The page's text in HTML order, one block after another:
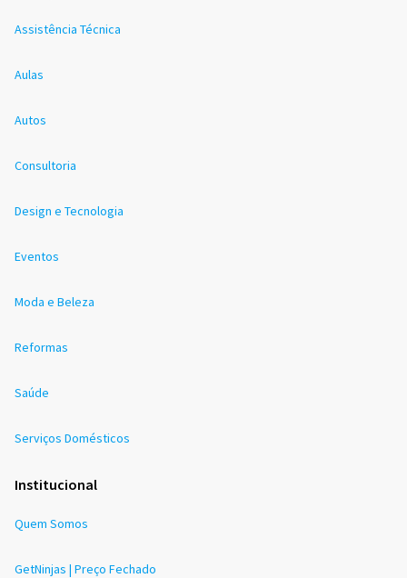
Assistência Técnica
Aulas
Autos
Consultoria
Design e Tecnologia
Eventos
Moda e Beleza
Reformas
Saúde
Serviços Domésticos
Institucional
Quem Somos
GetNinjas | Preço Fechado